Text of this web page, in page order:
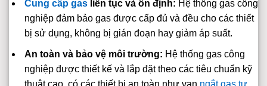
Cung cấp gasliên tục và ổn định: Hệ thống gas công
nghiệp đảm bảo gas được cấp đủ và đều cho các thiết
bị sử dụng, không bị gián đoạn hay giảm áp suất.
An toàn và bảo vệ môi trường: Hệ thống gas công
nghiệp được thiết kế và lắp đặt theo các tiêu chuẩn kỹ
thuật cao, có các thiết bị an toàn như van ngắt gas tự